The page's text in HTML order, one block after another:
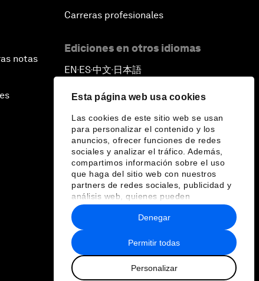
Esta página web usa cookies
Las cookies de este sitio web se usan
para personalizar el contenido y los
anuncios, ofrecer funciones de redes
sociales y analizar el tráfico. Además,
compartimos información sobre el uso
que haga del sitio web con nuestros
partners de redes sociales, publicidad y
análisis web, quienes pueden
combinarla con otra información que les
haya proporcionado o que hayan
recopilado a partir del uso que haya
hecho de sus servicios.
Permitir todas
Personalizar
Denegar
notas
Carreras profesionales
Ediciones en otros idiomas
EN ▪ ES▪中文▪ 日本語